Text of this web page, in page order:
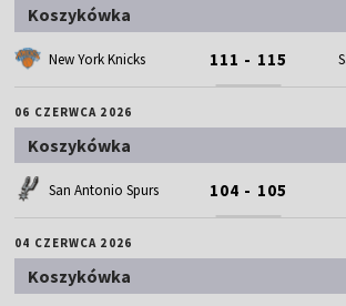
Koszykówka
New York Knicks 111 - 115
06 CZERWCA 2026
Koszykówka
San Antonio Spurs 104 - 105
04 CZERWCA 2026
Koszykówka